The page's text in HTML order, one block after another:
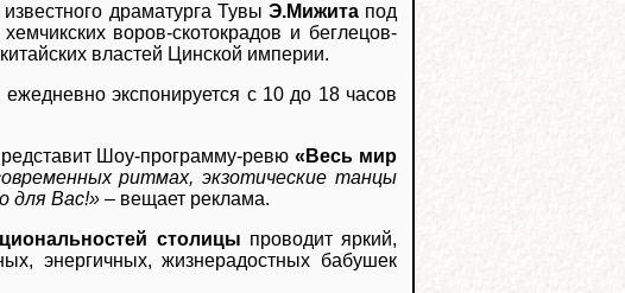
драматурга Тувы Э.Мижитапод
воров-скотокрадов и беглецов-
властей Цинской империи.
ежедневно экспонируется с 10 до 18 часов
Шоу-программу-ревю«Весь мир
ритмах, экзотические танцы
для Вас!» – вещает реклама.
столицы проводит яркий,
энергичных, жизнерадостных бабушек